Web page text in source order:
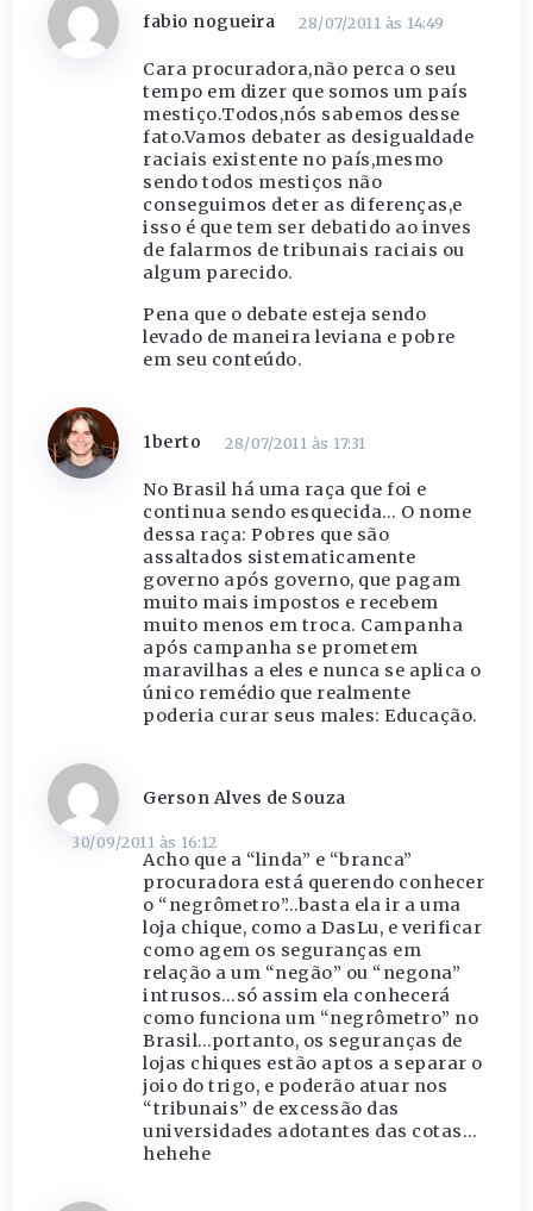
fabio nogueira 28/07/2011 às 14:49
Cara procuradora,não perca o seu
tempo em dizer que somos um país
mestiço.Todos,nós sabemos desse
fato.Vamos debater as desigualdade
raciais existente no país,mesmo
sendo todos mestiços não
conseguimos deter as diferenças,e
isso é que tem ser debatido ao inves
de falarmos de tribunais raciais ou
algum parecido.
Pena que o debate esteja sendo
levado de maneira leviana e pobre
em seu conteúdo.
1berto 28/07/2011 às 17:31
No Brasil há uma raça que foi e
continua sendo esquecida… O nome
dessa raça: Pobres que são
assaltados sistematicamente
governo após governo, que pagam
muito mais impostos e recebem
muito menos em troca. Campanha
após campanha se prometem
maravilhas a eles e nunca se aplica o
único remédio que realmente
poderia curar seus males: Educação.
Gerson Alves de Souza
30/09/2011 às 16:12
Acho que a “linda” e “branca”
procuradora está querendo conhecer
o “negrômetro”…basta ela ir a uma
loja chique, como a DasLu, e verificar
como agem os seguranças em
relação a um “negão” ou “negona”
intrusos…só assim ela conhecerá
como funciona um “negrômetro” no
Brasil…portanto, os seguranças de
lojas chiques estão aptos a separar o
joio do trigo, e poderão atuar nos
“tribunais” de excessão das
universidades adotantes das cotas…
hehehe